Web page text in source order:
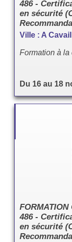
486 -
en sécurité
Ville : A
Formation à la
Du 16 au 18
486 -
en sécurité